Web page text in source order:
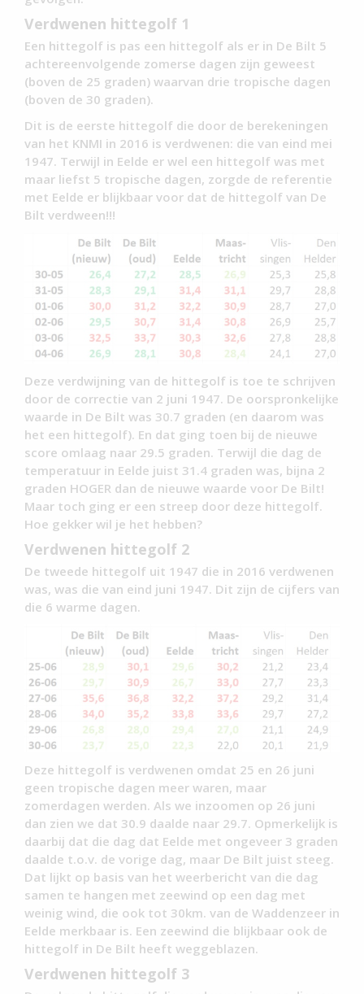
Verdwenen hittegolf 1
Een hittegolf is pas een hittegolf als er in De Bilt 5
achtereenvolgende zomerse dagen zijn geweest
(boven de 25 graden) waarvan drie tropische dagen
(boven de 30 graden).
Dit is de eerste hittegolf die door de berekeningen
van het KNMI in 2016 is verdwenen: die van eind mei
1947. Terwijl in Eelde er wel een hittegolf was met
maar liefst 5 tropische dagen, zorgde de referentie
met Eelde er blijkbaar voor dat de hittegolf van De
Bilt verdween!!!
Deze verdwijning van de hittegolf is toe te schrijven
door de correctie van 2 juni 1947. De oorspronkelijke
waarde in De Bilt was 30.7 graden (en daarom was
het een hittegolf). En dat ging toen bij de nieuwe
score omlaag naar 29.5 graden. Terwijl die dag de
temperatuur in Eelde juist 31.4 graden was, bijna 2
graden HOGER dan de nieuwe waarde voor De Bilt!
Maar toch ging er een streep door deze hittegolf.
Hoe gekker wil je het hebben?
Verdwenen hittegolf 2
De tweede hittegolf uit 1947 die in 2016 verdwenen
was, was die van eind juni 1947. Dit zijn de cijfers van
die 6 warme dagen.
Deze hittegolf is verdwenen omdat 25 en 26 juni
geen tropische dagen meer waren, maar
zomerdagen werden. Als we inzoomen op 26 juni
dan zien we dat 30.9 daalde naar 29.7. Opmerkelijk is
daarbij dat die dag dat Eelde met ongeveer 3 graden
daalde t.o.v. de vorige dag, maar De Bilt juist steeg.
Dat lijkt op basis van het weerbericht van die dag
samen te hangen met zeewind op een dag met
weinig wind, die ook tot 30km. van de Waddenzeer in
Eelde merkbaar is. Een zeewind die blijkbaar ook de
hittegolf in De Bilt heeft weggeblazen.
Verdwenen hittegolf 3